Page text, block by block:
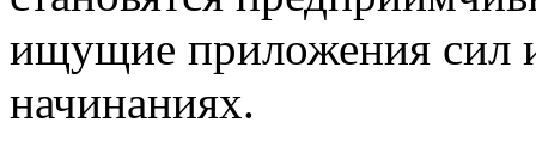
ищущие приложения сил
начинаниях.